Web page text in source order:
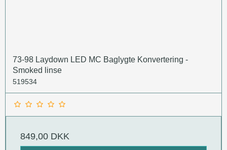
73-98 Laydown LED MC Baglygte Konvertering -
Smoked linse
519534
849,00 DKK